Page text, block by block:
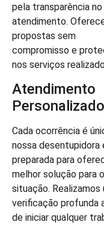
pela transparência no
atendimento.
propostas sem
compromisso e
nos serviços
Atendimento
Personalizado
Cada ocorrência é
nossa desentupidora
preparada para
melhor solução para
situação. Realizamos
verificação profunda
de iniciar qualquer